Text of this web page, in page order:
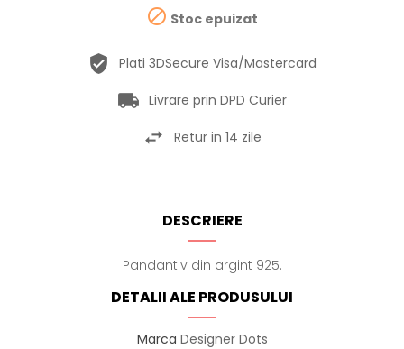
 Stoc epuizat
Plati 3DSecure Visa/Mastercard
Livrare prin DPD Curier
Retur in 14 zile
DESCRIERE
Pandantiv din argint 925.
DETALII ALE PRODUSULUI
Marca Designer Dots